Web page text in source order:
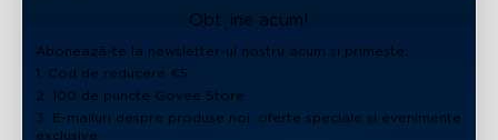
Obține acum!
Abonează-te la newsletter-ul nostru acum și primește:
1. Cod de reducere €5
2. 100 de puncte Govee Store
3. E-mailuri despre produse noi, oferte speciale și evenimente
exclusive